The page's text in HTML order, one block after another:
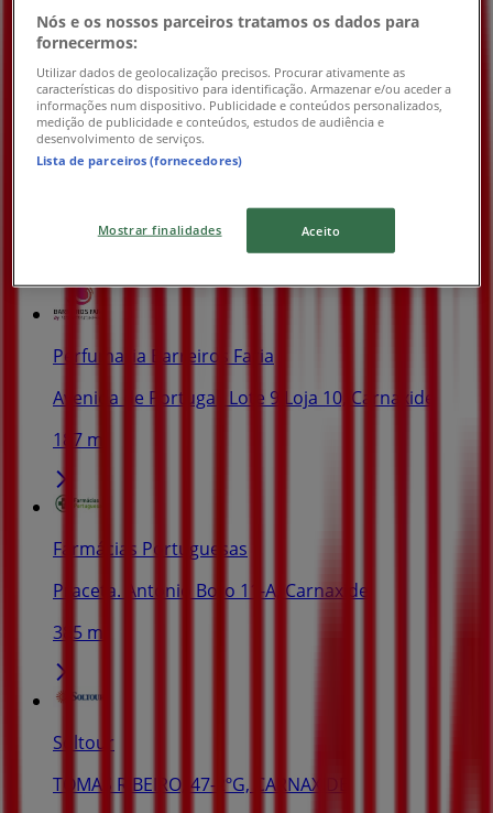
Conforama
Até -60%
Lojas mais próximas
Perfumaria Barreiros Faria
Avenida de Portugal, Lote 9 Loja 10, Carnaxide
187 m
Farmácias Portuguesas
Praceta. António Boto 11-A, Carnaxide
385 m
Soltour
TOMAS RIBEIRO, 47-2ºG, CARNAXIDE
Nós e os nossos parceiros tratamos os dados para
fornecermos:
Utilizar dados de geolocalização precisos. Procurar ativamente as
características do dispositivo para identificação. Armazenar e/ou aceder a
informações num dispositivo. Publicidade e conteúdos personalizados,
medição de publicidade e conteúdos, estudos de audiência e
desenvolvimento de serviços.
Lista de parceiros (fornecedores)
Mostrar finalidades Aceito